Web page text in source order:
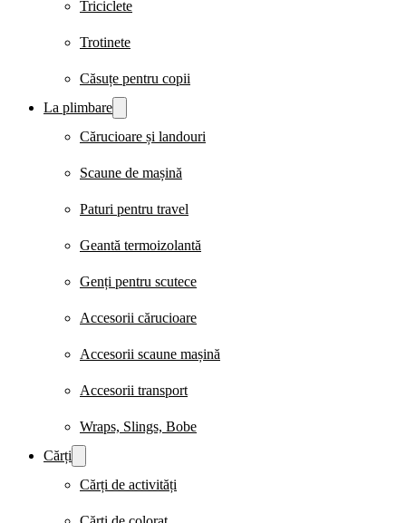
Triciclete
Trotinete
Căsuțe pentru copii
La plimbare
Cărucioare și landouri
Scaune de mașină
Paturi pentru travel
Geantă termoizolantă
Genți pentru scutece
Accesorii cărucioare
Accesorii scaune mașină
Accesorii transport
Wraps, Slings, Bobe
Cărți
Cărți de activități